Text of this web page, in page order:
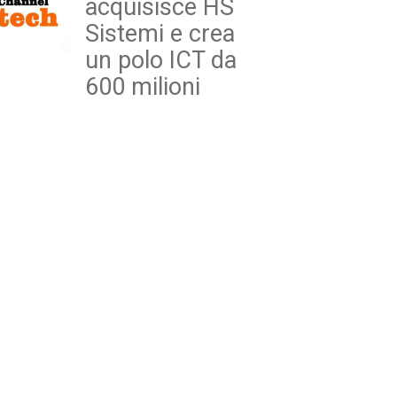
acquisisce HS
Sistemi e crea
un polo ICT da
600 milioni